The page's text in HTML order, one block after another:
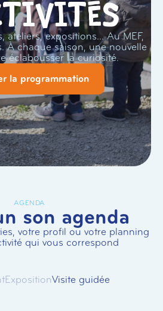
ateliers, expositions… Au MEF,
À chaque saison, une nouvelle
éclabousser la curiosité.
la programmation
AGENDA
son agenda
votre profil ou votre planning
qui vous correspond
ExpositionVisite guidée